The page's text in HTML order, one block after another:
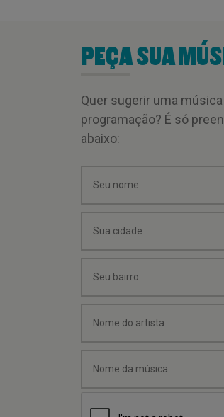
PEÇA SUA
Quer sugerir uma música
programação? É só
abaixo: